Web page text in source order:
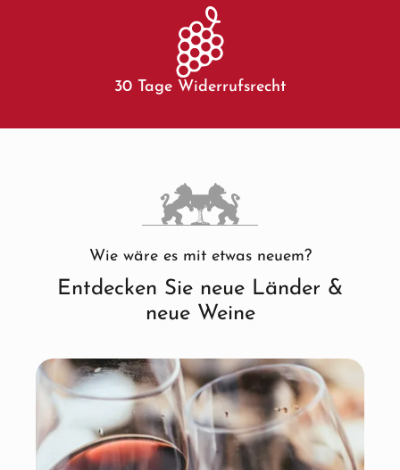
30 Tage Widerrufsrecht
Wie wäre es mit etwas neuem?
Entdecken Sie neue Länder &
neue Weine